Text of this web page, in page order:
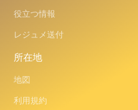
役立つ情報
レジュメ送付
所在地
地図
利用規約